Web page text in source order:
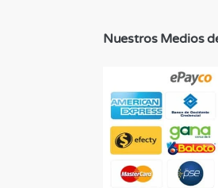
Nuestros Medios